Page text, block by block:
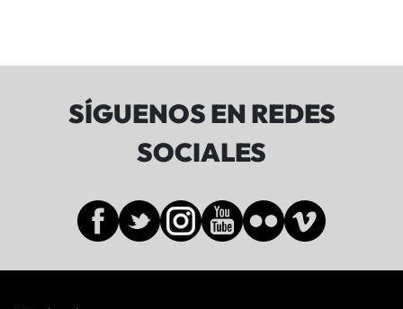
SÍGUENOS EN REDES
SOCIALES